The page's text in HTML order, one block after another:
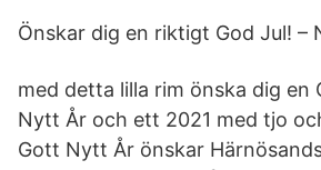
Önskar dig en riktigt God Jul! –
med detta lilla rim önska dig en
Nytt År och ett 2021 med tjo
Gott Nytt År önskar